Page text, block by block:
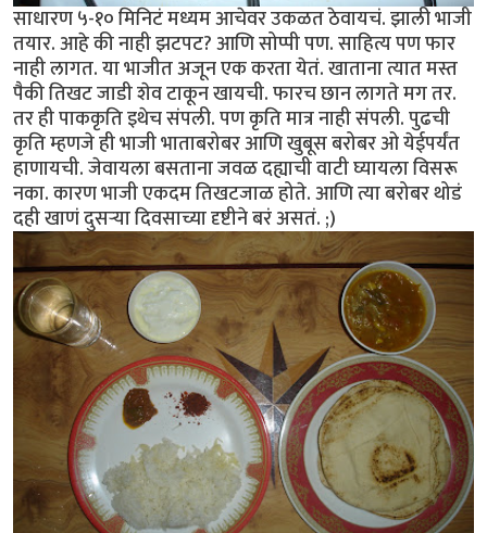
साधारण ५-१० मिनिटं मध्यम आचेवर उकळत ठेवायचं. झाली भाजी
तयार. आहे की नाही झटपट? आणि सोप्पी पण. साहित्य पण फार
नाही लागत. या भाजीत अजून एक करता येतं. खाताना त्यात मस्त
पैकी तिखट जाडी शेव टाकून खायची. फारच छान लागते मग तर.
तर ही पाककृति इथेच संपली. पण कृति मात्र नाही संपली. पुढची
कृति म्हणजे ही भाजी भाताबरोबर आणि खुबूस बरोबर ओ येईपर्यंत
हाणायची. जेवायला बसताना जवळ दह्याची वाटी घ्यायला विसरू
नका. कारण भाजी एकदम तिखटजाळ होते. आणि त्या बरोबर थोडं
दही खाणं दुसर्‍या दिवसाच्या दृष्टीने बरं असतं. ;)